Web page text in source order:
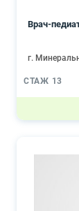
Врач-
г.
СТАЖ 13